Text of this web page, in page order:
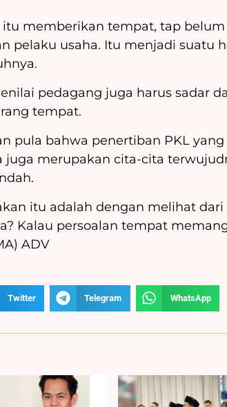
memberikan tempat, tap belum
pelaku usaha. Itu menjadi suatu
pedagang juga harus sadar
tempat.
pula bahwa penertiban PKL yang
merupakan cita-cita
itu adalah dengan melihat dari
Kalau persoalan tempat
ADV
Twitter Telegram WhatsApp